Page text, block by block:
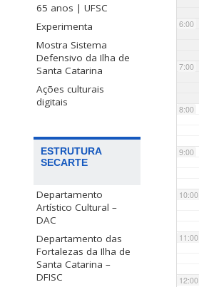
65 anos | UFSC
Experimenta
Mostra Sistema
Defensivo da Ilha de
Santa Catarina
Ações culturais
digitais
ESTRUTURA
SECARTE
Departamento
Artístico Cultural –
DAC
Departamento das
Fortalezas da Ilha de
Santa Catarina –
DFISC
6:00
7:00
8:00
9:00
10:00
11:00
12:00